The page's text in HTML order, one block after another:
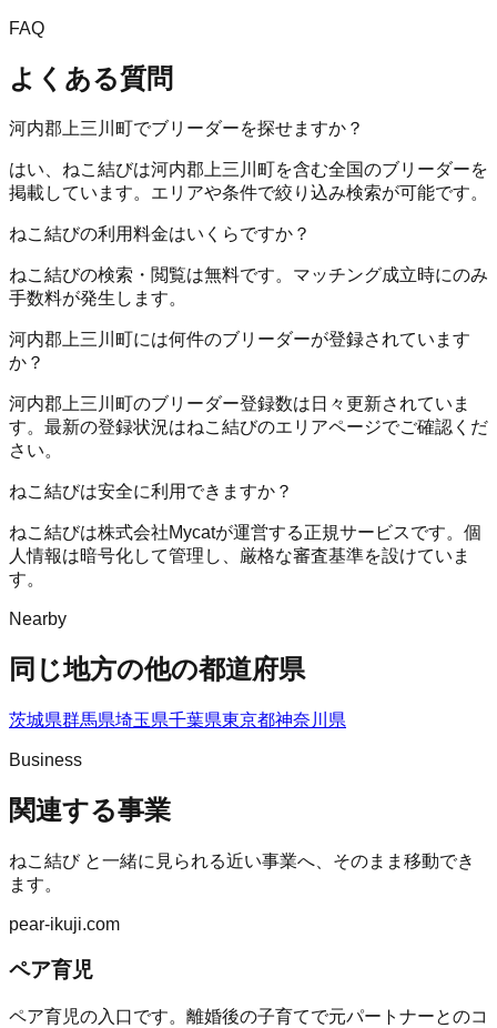
FAQ
よくある質問
河内郡上三川町でブリーダーを探せますか？
はい、ねこ結びは河内郡上三川町を含む全国のブリーダーを
掲載しています。エリアや条件で絞り込み検索が可能です。
ねこ結びの利用料金はいくらですか？
ねこ結びの検索・閲覧は無料です。マッチング成立時にのみ
手数料が発生します。
河内郡上三川町には何件のブリーダーが登録されています
か？
河内郡上三川町のブリーダー登録数は日々更新されていま
す。最新の登録状況はねこ結びのエリアページでご確認くだ
さい。
ねこ結びは安全に利用できますか？
ねこ結びは株式会社Mycatが運営する正規サービスです。個
人情報は暗号化して管理し、厳格な審査基準を設けていま
す。
Nearby
同じ地方の他の都道府県
茨城県群馬県埼玉県千葉県東京都神奈川県
Business
関連する事業
ねこ結びと一緒に見られる近い事業へ、そのまま移動でき
ます。
pear-ikuji.com
ペア育児
ペア育児の入口です。離婚後の子育てで元パートナーとのコ